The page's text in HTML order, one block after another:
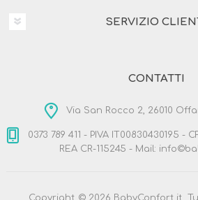
SERVIZIO
CONTATTI
Via San Rocco 2, 26010
0373 789 411 - PIVA IT00830430195 -
REA CR-115245 - Mail:
Copyright © 2026 BabyConfort.it.